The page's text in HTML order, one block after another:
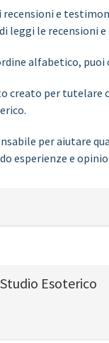
e
leggi le recensioni
alfabetico, puoi
creato per tutelare
per aiutare
esperienze e
Esoterico